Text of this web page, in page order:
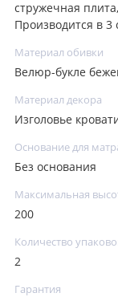
стружечная
Производится в 3
Материал обивки
Велюр-букле
Материал декора
Изголовье
Основание для
Без основания
Максимальная
200
Количество
2
Гарантия